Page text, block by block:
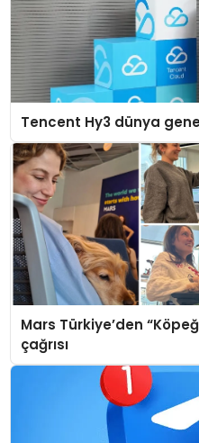
Tencent Hy3 dünya
Mars Türkiye’den
çağrısı